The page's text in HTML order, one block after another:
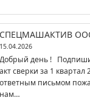
СПЕЦМАШАКТИВ
15.04.2026
Добрый день !
акт сверки за 1 квартал
ответным письмом
нам…